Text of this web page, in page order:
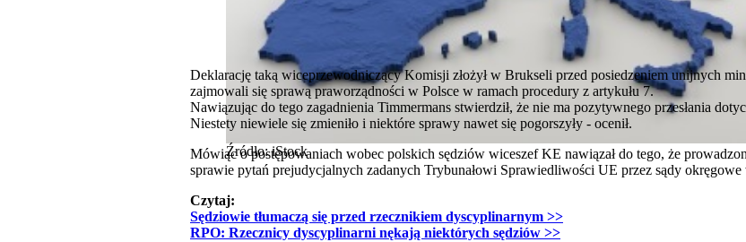
Źródło: iStock
Deklarację taką wiceprzewodniczący Komisji złożył w Brukseli przed posiedzeniem unijnych
zajmowali się sprawą praworządności w Polsce w ramach procedury z artykułu 7.
Nawiązując do tego zagadnienia Timmermans stwierdził, że nie ma pozytywnego przesłania
Niestety niewiele się zmieniło i niektóre sprawy nawet się pogorszyły - ocenił.
Mówiąc o postępowaniach wobec polskich sędziów wiceszef KE nawiązał do tego, że
sprawie pytań prejudycjalnych zadanych Trybunałowi Sprawiedliwości UE przez sądy
Czytaj:
Sędziowie tłumaczą się przed rzecznikiem dyscyplinarnym >>
RPO: Rzecznicy dyscyplinarni nękają niektórych sędziów >>